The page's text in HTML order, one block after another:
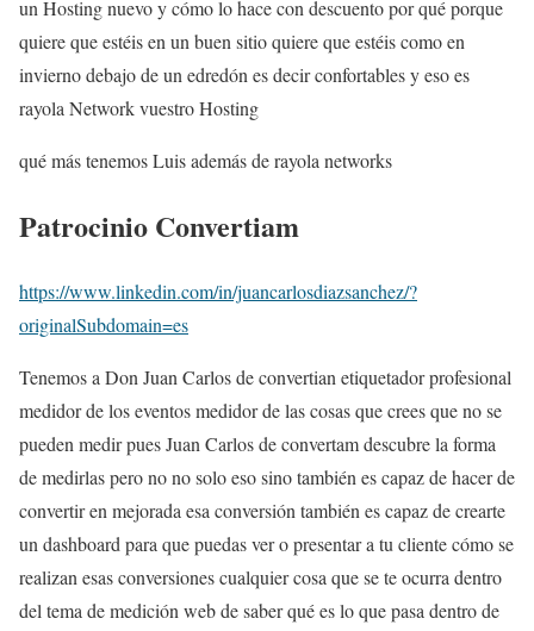
un Hosting nuevo y cómo lo hace con descuento por qué porque
quiere que estéis en un buen sitio quiere que estéis como en
invierno debajo de un edredón es decir confortables y eso es
rayola Network vuestro Hosting
qué más tenemos Luis además de rayola networks
Patrocinio Convertiam
https://www.linkedin.com/in/juancarlosdiazsanchez/?
originalSubdomain=es
Tenemos a Don Juan Carlos de convertian etiquetador profesional
medidor de los eventos medidor de las cosas que crees que no se
pueden medir pues Juan Carlos de convertam descubre la forma
de medirlas pero no no solo eso sino también es capaz de hacer de
convertir en mejorada esa conversión también es capaz de crearte
un dashboard para que puedas ver o presentar a tu cliente cómo se
realizan esas conversiones cualquier cosa que se te ocurra dentro
del tema de medición web de saber qué es lo que pasa dentro de